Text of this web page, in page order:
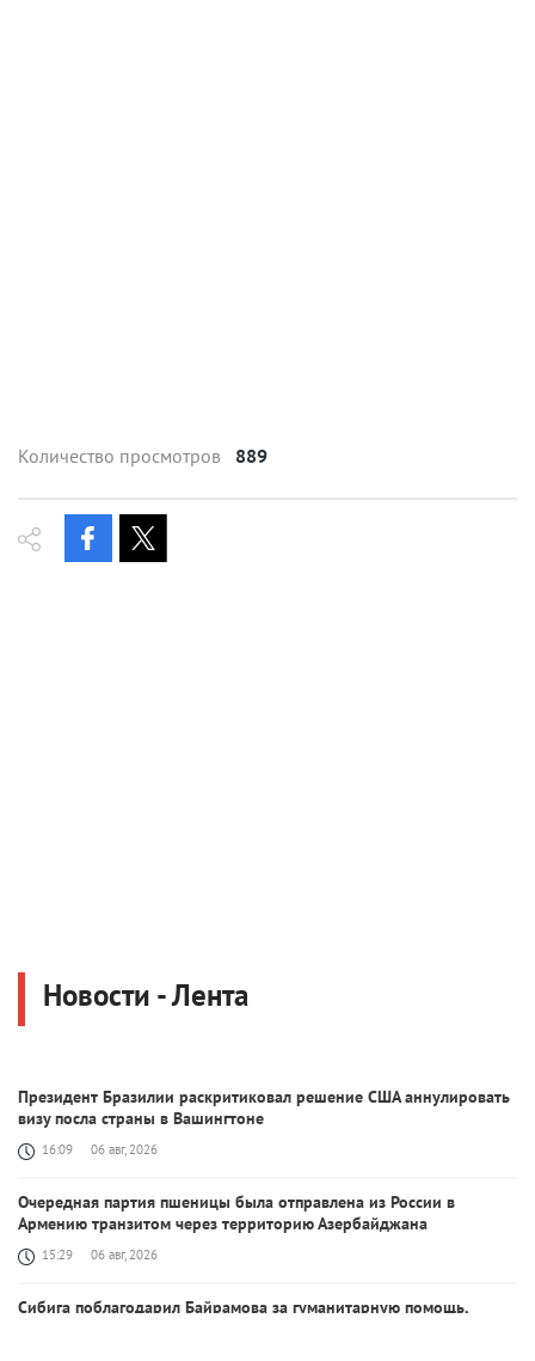
Количество просмотров 889
Новости - Лента
Президент Бразилии раскритиковал решение США аннулировать
визу посла страны в Вашингтоне
16:09 06 авг, 2026
Очередная партия пшеницы была отправлена из России в
Армению транзитом через территорию Азербайджана
15:29 06 авг, 2026
Сибига поблагодарил Байрамова за гуманитарную помощь,